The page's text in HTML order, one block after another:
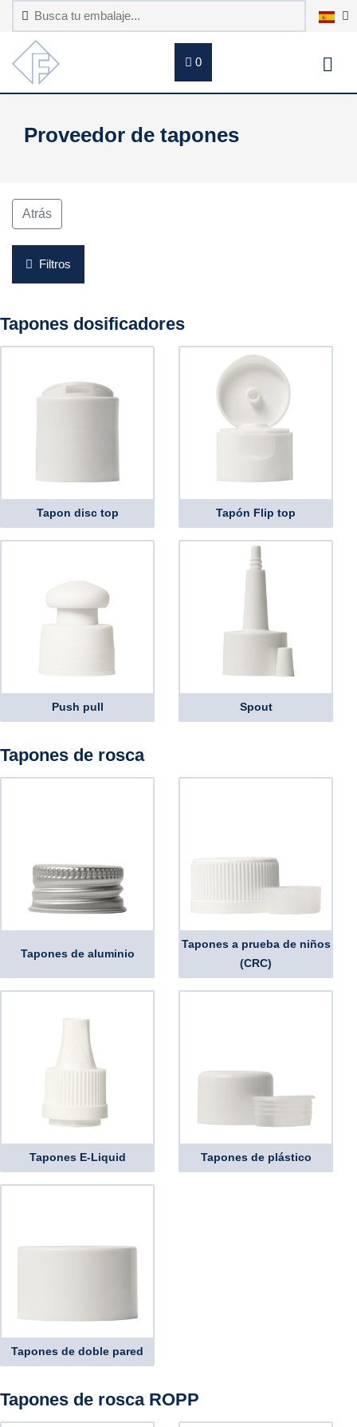
0
Proveedor de tapones
Atrás
Filtros
Tapones dosificadores
Tapon disc top Tapón Flip top
Push pull Spout
Tapones de rosca
Tapones de aluminio
Tapones a prueba de niños
(CRC)
Tapones E-Liquid Tapones de plástico
Tapones de doble pared
Tapones de rosca ROPP